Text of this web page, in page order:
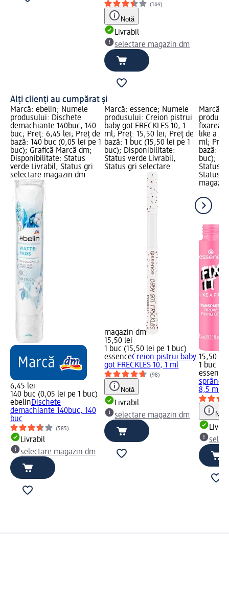
(164)
Notă
Livrabil
selectare magazin dm
Alți clienți au cumpărat și
Marcă: ebelin; Numele
produsului: Dischete
demachiante 140buc, 140
buc; Preț: 6,45 lei; Preț de
bază: 140 buc (0,05 lei pe 1
buc); Grafică Marcă dm;
Disponibilitate: Status
verde Livrabil, Status gri
selectare magazin dm
6,45 lei
140 buc (0,05 lei pe 1 buc)
ebelinDischete
demachiante 140buc, 140
buc
(585)
Livrabil
selectare magazin dm
Marcă: essence; Numele
produsului: Creion pistrui
baby got FRECKLES 10, 1
ml; Preț: 15,50 lei; Preț de
bază: 1 buc (15,50 lei pe 1
buc); Disponibilitate:
Status verde Livrabil,
Status gri selectare
magazin dm
15,50 lei
1 buc (15,50 lei pe 1 buc)
essenceCreion pistrui baby
got FRECKLES 10, 1 ml
(98)
Notă
Livrabil
selectare magazin dm
Marcă:
fixarea
like a
ml;
bază: 1
buc);
Status
Status
15,50 lei
1 buc
essence
8,5 ml
Notă